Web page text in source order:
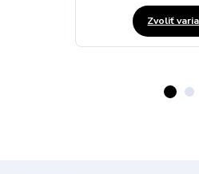
Zvoliť